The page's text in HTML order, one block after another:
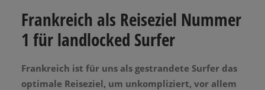
Frankreich als Reiseziel Nummer
1 für landlocked Surfer
Frankreich ist für uns als gestrandete Surfer das
optimale Reiseziel, um unkompliziert, vor allem